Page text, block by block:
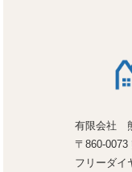
有限会社
〒860-0073
フリーダイ